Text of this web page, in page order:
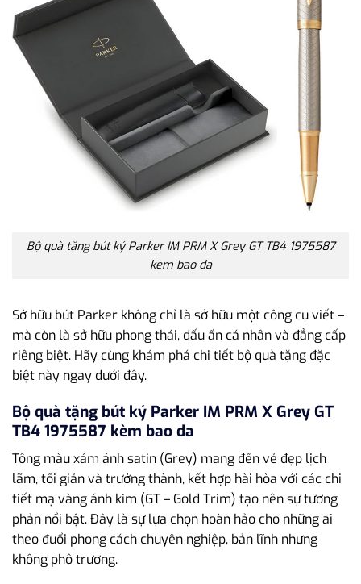
Bộ quà tặng bút ký Parker IM PRM X Grey GT TB4 1975587
kèm bao da
Sở hữu bút Parker không chỉ là sở hữu một công cụ viết –
mà còn là sở hữu phong thái, dấu ấn cá nhân và đẳng cấp
riêng biệt. Hãy cùng khám phá chi tiết bộ quà tặng đặc
biệt này ngay dưới đây.
Bộ quà tặng bút ký Parker IM PRM X Grey GT
TB4 1975587 kèm bao da
Tông màu xám ánh satin (Grey) mang đến vẻ đẹp lịch
lãm, tối giản và trưởng thành, kết hợp hài hòa với các chi
tiết mạ vàng ánh kim (GT – Gold Trim) tạo nên sự tương
phản nổi bật. Đây là sự lựa chọn hoàn hảo cho những ai
theo đuổi phong cách chuyên nghiệp, bản lĩnh nhưng
không phô trương.